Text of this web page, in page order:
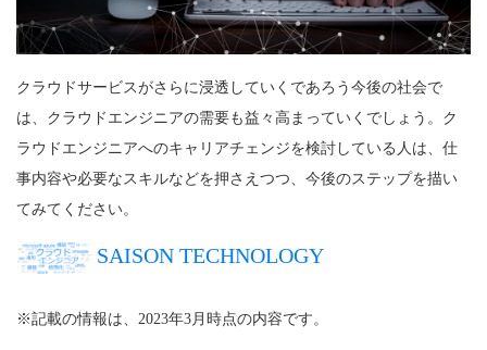
クラウドサービスがさらに浸透していくであろう今後の社会で
は、クラウドエンジニアの需要も益々高まっていくでしょう。ク
ラウドエンジニアへのキャリアチェンジを検討している人は、仕
事内容や必要なスキルなどを押さえつつ、今後のステップを描い
てみてください。
SAISON TECHNOLOGY
※記載の情報は、2023年3月時点の内容です。